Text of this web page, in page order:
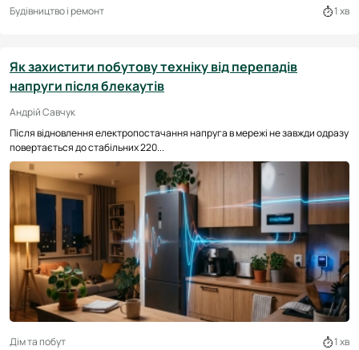
Будівництво і ремонт 1 хв
Як захистити побутову техніку від перепадів
напруги після блекаутів
Андрій Савчук
Після відновлення електропостачання напруга в мережі не завжди одразу
повертається до стабільних 220...
Дім та побут 1 хв